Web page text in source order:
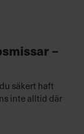
–
säkert haft
inte alltid där